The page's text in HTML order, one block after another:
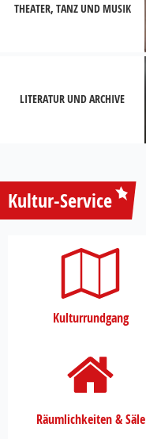
THEATER, TANZ UND MUSIK
LITERATUR UND ARCHIVE
Kultur-Service
Kulturrundgang
Räumlichkeiten & Säle